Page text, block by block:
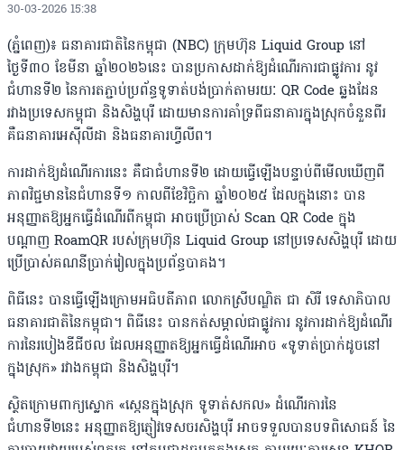
30-03-2026 15:38
(ភ្នំពេញ)៖ ធនាគារជាតិនៃកម្ពុជា (NBC) ក្រុមហ៊ុន Liquid Group នៅ
ថ្ងៃទី៣០ ខែមីនា ឆ្នាំ២០២៦នេះ បានប្រកាសដាក់ឱ្យដំណើរការជាផ្លូវការ នូវ
ជំហានទី២ នៃការតភ្ជាប់ប្រព័ន្ធទូទាត់បង់ប្រាក់តាមរយៈ QR Code ឆ្លងដែន
រវាងប្រទេសកម្ពុជា និងសិង្ហបុរី ដោយមានការគាំទ្រពីធនាគារក្នុងស្រុកចំនួនពីរ
គឺធនាគារអេស៊ីលីដា និងធនាគារហ្វីលីព។
ការដាក់ឱ្យដំណើរការនេះ គឺជាជំហានទី២ ដោយធ្វើឡើងបន្ទាប់ពីមើលឃើញពី
ភាពវិជ្ជមាននៃជំហានទី១ កាលពីខែវិច្ឆិកា ឆ្នាំ២០២៥ ដែលក្នុងនោះ បាន
អនុញ្ញាតឱ្យអ្នកធ្វើដំណើរពីកម្ពុជា អាចប្រើប្រាស់ Scan QR Code ក្នុង
បណ្តាញ RoamQR របស់ក្រុមហ៊ុន Liquid Group នៅប្រទេសសិង្ហបុរី ដោយ
ប្រើប្រាស់គណនីប្រាក់រៀលក្នុងប្រព័ន្ធបាគង។
ពិធីនេះ បានធ្វើឡើងក្រោមអធិបតីភាព លោកស្រីបណ្ឌិត ជា សិរី ទេសាភិបាល
ធនាគារជាតិនៃកម្ពុជា។ ពិធីនេះ បានកត់សម្គាល់ជាផ្លូវការ នូវការដាក់ឱ្យដំណើរ
ការនៃរបៀងឌីជីថល ដែលអនុញ្ញាតឱ្យអ្នកធ្វើដំណើរអាច «ទូទាត់ប្រាក់ដូចនៅ
ក្នុងស្រុក» រវាងកម្ពុជា និងសិង្ហបុរី។
ស្ថិតក្រោមពាក្យស្លោក «ស្កេនក្នុងស្រុក ទូទាត់សកល» ដំណើរការនៃ
ជំហានទី២នេះ អនុញ្ញាតឱ្យភ្ញៀវទេសចរសិង្ហបុរី អាចទទួលបានបទពិសោធន៍ នៃ